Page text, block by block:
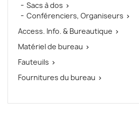
Sacs à dos 
Conférenciers, Organiseurs 
Access. Info. & Bureautique 
Matériel de bureau 
Fauteuils 
Fournitures du bureau 